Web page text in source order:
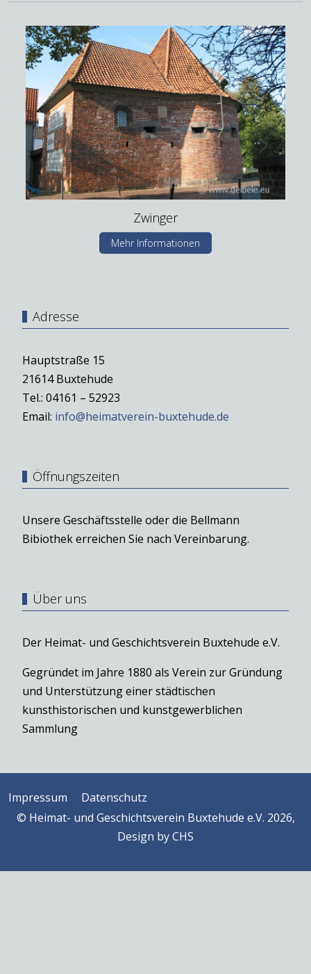
Zwinger
Mehr Informationen
Adresse
Hauptstraße 15
21614 Buxtehude
Tel.: 04161 – 52923
Email: info@heimatverein-buxtehude.de
Öffnungszeiten
Unsere Geschäftsstelle oder die Bellmann
Bibiothek erreichen Sie nach Vereinbarung.
Über uns
Der Heimat- und Geschichtsverein Buxtehude e.V.
Gegründet im Jahre 1880 als Verein zur Gründung
und Unterstützung einer städtischen
kunsthistorischen und kunstgewerblichen
Sammlung
Impressum
Datenschutz
© Heimat- und Geschichtsverein Buxtehude e.V. 2026,
Design byCHS